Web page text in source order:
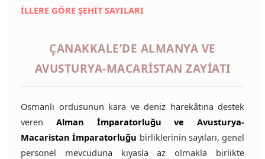
İLLERE GÖRE ŞEHİT SAYILARI
ÇANAKKALE’DE ALMANYA VE
AVUSTURYA-MACARISTAN ZAYIATI
Osmanlı ordusunun kara ve deniz harekâtına destek
veren Alman İmparatorluğu ve Avusturya-
Macaristan İmparatorluğu birliklerinin sayıları, genel
personel mevcuduna kıyasla az olmakla birlikte